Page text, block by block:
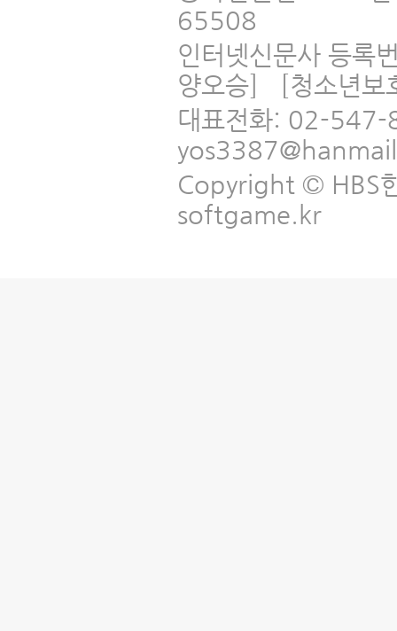
65508
인터넷신문사 등
양오승] [청소년보
대표전화: 02-
Copyright © HBS
softgame.kr